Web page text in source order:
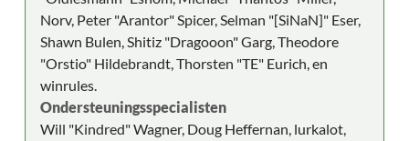
Norv, Peter "Arantor" Spicer, Selman "[SiNaN]" Eser,
Shawn Bulen, Shitiz "Dragooon" Garg, Theodore
"Orstio" Hildebrandt, Thorsten "TE" Eurich, en
winrules.
Ondersteuningsspecialisten
Will "Kindred" Wagner, Doug Heffernan, lurkalot,